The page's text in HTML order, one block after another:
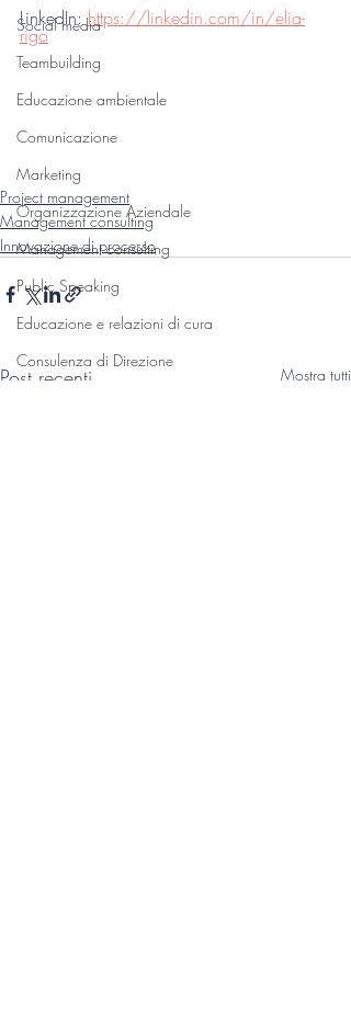
Social media
Teambuilding
Educazione ambientale
Comunicazione
Marketing
Organizzazione Aziendale
Management consulting
Public Speaking
Educazione e relazioni di cura
Consulenza di Direzione
LinkedIn: https://linkedin.com/in/elia-
rigo
Project management
Management consulting
Innovazione di processo
Post recenti Mostra tutti